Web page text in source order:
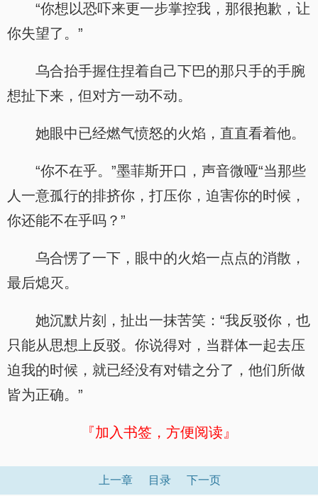
“你想以恐吓来更一步掌控我，那很抱歉，让
你失望了。”
乌合抬手握住捏着自己下巴的那只手的手腕
想扯下来，但对方一动不动。
她眼中已经燃气愤怒的火焰，直直看着他。
“你不在乎。”墨菲斯开口，声音微哑“当那些
人一意孤行的排挤你，打压你，迫害你的时候，
你还能不在乎吗？”
乌合愣了一下，眼中的火焰一点点的消散，
最后熄灭。
她沉默片刻，扯出一抹苦笑：“我反驳你，也
只能从思想上反驳。你说得对，当群体一起去压
迫我的时候，就已经没有对错之分了，他们所做
皆为正确。”
『加入书签，方便阅读』
上一章 目录 下一页